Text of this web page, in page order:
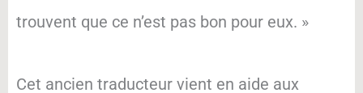
trouvent que ce n’est pas bon pour eux. »
Cet ancien traducteur vient en aide aux